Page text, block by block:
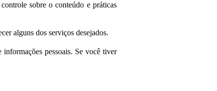
sobre o conteúdo e práticas
alguns dos serviços desejados.
pessoais. Se você tiver